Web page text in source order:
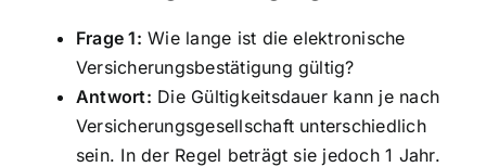
Frage 1: Wie lange ist die elektronische
Versicherungsbestätigung gültig?
Antwort: Die Gültigkeitsdauer kann je nach
Versicherungsgesellschaft unterschiedlich
sein. In der Regel beträgt sie jedoch 1 Jahr.